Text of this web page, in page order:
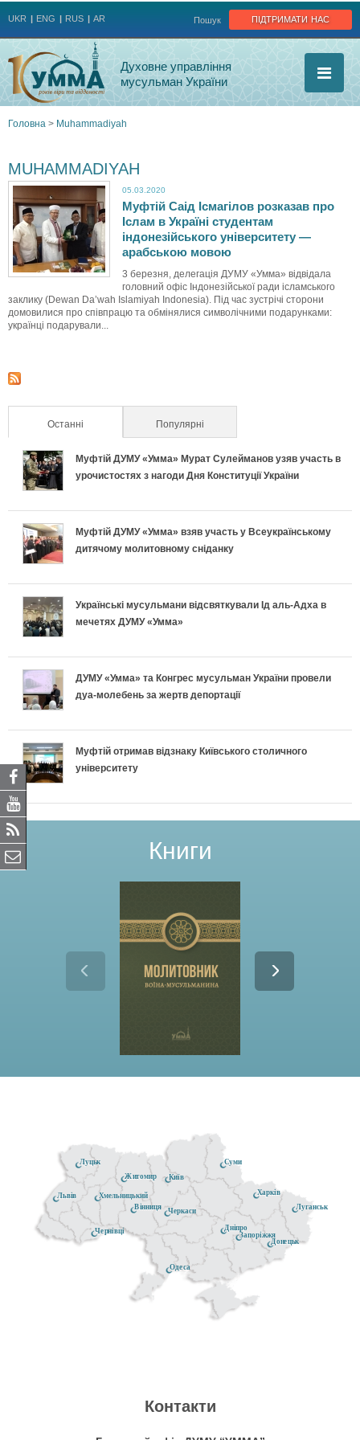
підтримати нас
Пошук
UKR ENG RUS AR
Духовне управління
мусульман України
є
тут
Головна > Muhammadiyah
MUHAMMADIYAH
05.03.2020
Муфтій Саід Ісмагілов розказав про
Іслам в Україні студентам
індонезійського університету —
арабською мовою
3 березня, делегація ДУМУ «Умма» відвідала
головний офіс Індонезійської ради ісламського
заклику (Dewan Da’wah Islamiyah Indonesia). Під час зустрічі сторони
домовилися про співпрацю та обмінялися символічними подарунками:
українці подарували...
Останні (активна вкладка)Популярні
Муфтій ДУМУ «Умма» Мурат Сулейманов узяв участь в
урочистостях з нагоди Дня Конституції України
Муфтій ДУМУ «Умма» взяв участь у Всеукраїнському
дитячому молитовному сніданку
Українські мусульмани відсвяткували Ід аль-Адха в
мечетях ДУМУ «Умма»
ДУМУ «Умма» та Конгрес мусульман України провели
дуа-молебень за жертв депортації
Муфтій отримав відзнаку Київського столичного
університету
Книги
Донецьк
Житомир
Черкаси
Чернівці
Київ
Луганськ
Хмельницький
Луцьк
Дніпро
Одеса
Суми
Вінниця
Запоріжжя
Львів Харків
Контакти